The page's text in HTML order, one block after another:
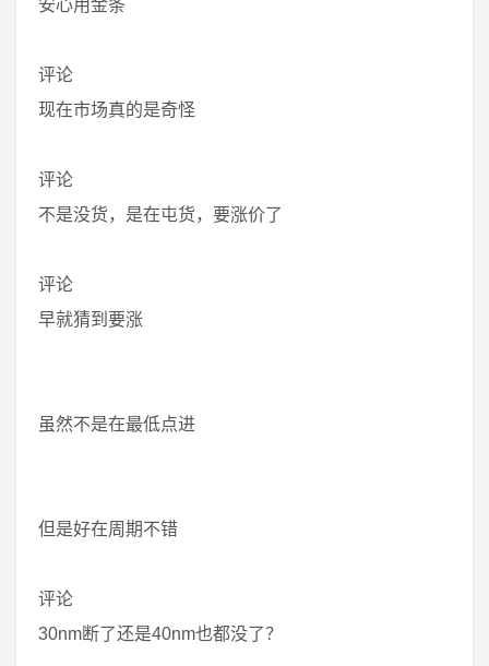
安心用金条
评论
现在市场真的是奇怪
评论
不是没货，是在屯货，要涨价了
评论
早就猜到要涨
虽然不是在最低点进
但是好在周期不错
评论
30nm断了还是40nm也都没了？